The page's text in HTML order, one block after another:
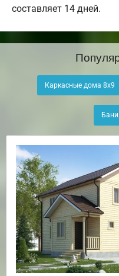
составляет 14 дней.
Каркасные дома 8х9